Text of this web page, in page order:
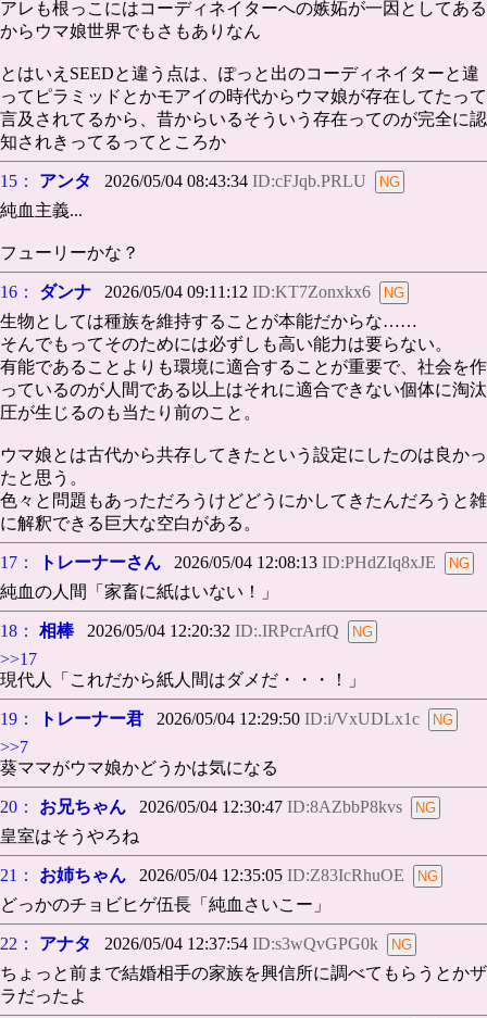
アレも根っこにはコーディネイターへの嫉妬が一因としてある
からウマ娘世界でもさもありなん
とはいえSEEDと違う点は、ぽっと出のコーディネイターと違
ってピラミッドとかモアイの時代からウマ娘が存在してたって
言及されてるから、昔からいるそういう存在ってのが完全に認
知されきってるってところか
15： アンタ 2026/05/04 08:43:34 ID:cFJqb.PRLU
純血主義...
フューリーかな？
16： ダンナ 2026/05/04 09:11:12 ID:KT7Zonxkx6
生物としては種族を維持することが本能だからな……
そんでもってそのためには必ずしも高い能力は要らない。
有能であることよりも環境に適合することが重要で、社会を作
っているのが人間である以上はそれに適合できない個体に淘汰
圧が生じるのも当たり前のこと。
ウマ娘とは古代から共存してきたという設定にしたのは良かっ
たと思う。
色々と問題もあっただろうけどどうにかしてきたんだろうと雑
に解釈できる巨大な空白がある。
17： トレーナーさん 2026/05/04 12:08:13 ID:PHdZIq8xJE
純血の人間「家畜に紙はいない！」
18： 相棒2026/05/04 12:20:32 ID:.IRPcrArfQ
>>17
現代人「これだから紙人間はダメだ・・・！」
19： トレーナー君 2026/05/04 12:29:50 ID:i/VxUDLx1c
>>7
葵ママがウマ娘かどうかは気になる
20： お兄ちゃん 2026/05/04 12:30:47 ID:8AZbbP8kvs
皇室はそうやろね
21： お姉ちゃん 2026/05/04 12:35:05 ID:Z83IcRhuOE
どっかのチョビヒゲ伍長「純血さいこー」
22： アナタ 2026/05/04 12:37:54 ID:s3wQvGPG0k
ちょっと前まで結婚相手の家族を興信所に調べてもらうとかザ
ラだったよ